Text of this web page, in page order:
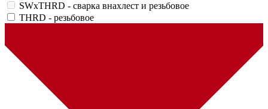
SWхTHRD - сварка внахлест и резьбовое
THRD - резьбовое